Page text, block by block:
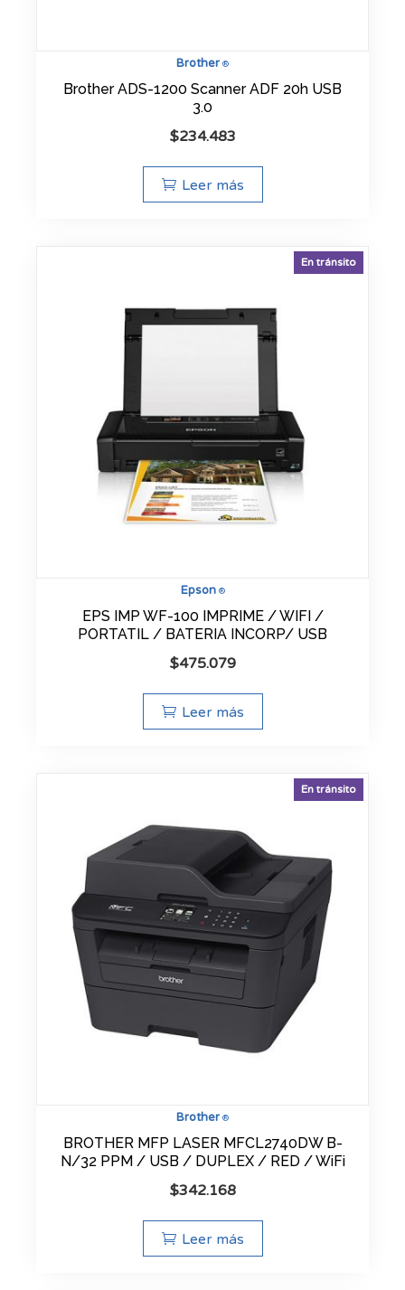
Brother ®
Brother ADS-1200 Scanner ADF 20h USB
3.0
$234.483
Leer más
Epson®
En tránsito
EPS IMP WF-100 IMPRIME / WIFI /
PORTATIL / BATERIA INCORP/ USB
$475.079
Leer más
Brother ®
En tránsito
BROTHER MFP LASER MFCL2740DW B-
N/32 PPM / USB / DUPLEX / RED / WiFi
$342.168
Leer más